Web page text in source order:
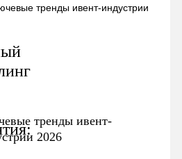
тренды ивент-
2026